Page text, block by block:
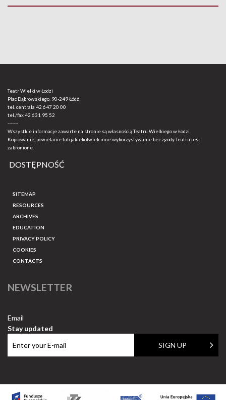
Teatr Wielki w Łodzi
Plac Dąbrowskiego, 90-249 Łódź
tel. centrala 42 647 20 00
tel./fax42 631 95 52
-------
Wszystkie informacje zawarte na stronie są własnością Teatru Wielkiego w Łodzi.
Kopiowanie, powielanie lub jakiekolwiek inne wykorzystywanie bez zgody Teatru jest
zabronione.
DOSTĘPNOŚĆ
SITEMAP
RESOURCES
ARCHIVES
EDUCATION
PRIVACY POLICY
COOKIES
CONTACTS
NEWSLETTER
Email
Stay updated